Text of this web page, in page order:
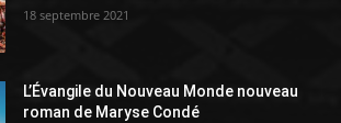
18 septembre 2021
L’Évangile du Nouveau Monde nouveau
roman de Maryse Condé